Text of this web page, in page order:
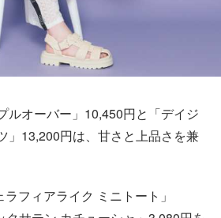
ルオーバー」10,450円と「デイジ
」13,200円は、甘さと上品さを兼
フィアライク ミニトート」